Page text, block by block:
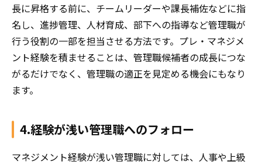
長に昇格する前に、チームリーダーや課長補佐などに指
名し、進捗管理、人材育成、部下への指導など管理職が
行う役割の一部を担当させる方法です。プレ・マネジメ
ント経験を積ませることは、管理職候補者の成長につな
がるだけでなく、管理職の適正を見定める機会にもなり
ます。
4.経験が浅い管理職へのフォロー
マネジメント経験が浅い管理職に対しては、人事や上級